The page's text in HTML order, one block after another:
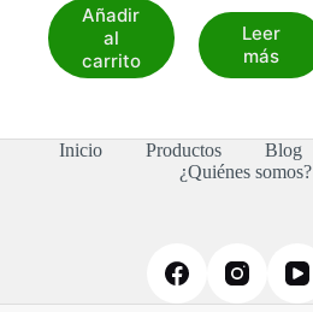
Añadir
al
carrito
Leer
más
Inicio Productos Blog
¿Quiénes somos?